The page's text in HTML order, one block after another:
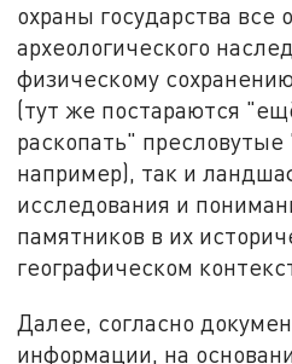
охраны государства все
археологического
физическому
(тут же постараются
раскопать"
например), так и
исследования и
памятников в их
географическом
Далее, согласно
информации, на